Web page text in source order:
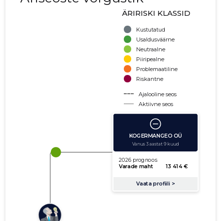
ÄRIRISKI KLASSID
Kustutatud
Usaldusväärne
Neutraalne
Piiripealne
Problemaatiline
Riskantne
Ajalooline seos
Aktiivne seos
käibe suurus
võla suurus
Seoste laiendamine